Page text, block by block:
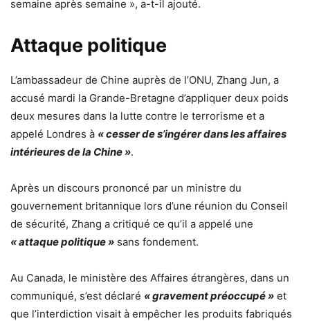
semaine après semaine », a-t-il ajouté.
Attaque politique
L’ambassadeur de Chine auprès de l’ONU, Zhang Jun, a
accusé mardi la Grande-Bretagne d’appliquer deux poids
deux mesures dans la lutte contre le terrorisme et a
appelé Londres à « cesser de s’ingérer dans les affaires
intérieures de la Chine ».
Après un discours prononcé par un ministre du
gouvernement britannique lors d’une réunion du Conseil
de sécurité, Zhang a critiqué ce qu’il a appelé une
« attaque politique » sans fondement.
Au Canada, le ministère des Affaires étrangères, dans un
communiqué, s’est déclaré « gravement préoccupé » et
que l’interdiction visait à empêcher les produits fabriqués